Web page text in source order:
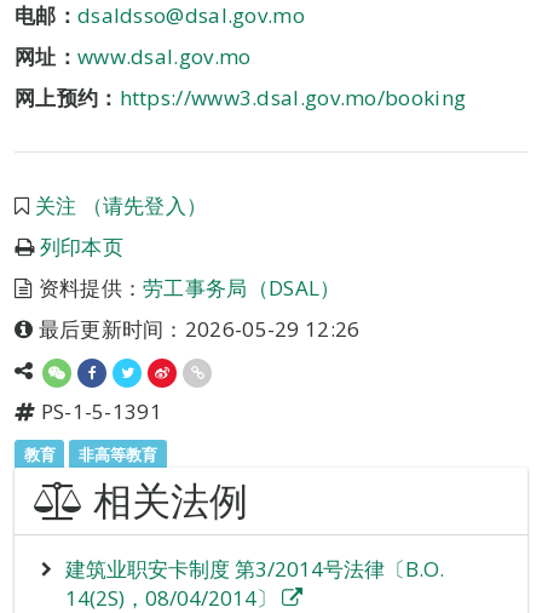
电邮： dsaldsso@dsal.gov.mo
网址： www.dsal.gov.mo
网上预约： https://www3.dsal.gov.mo/booking
关注 （请先登入）
列印本页
资料提供：劳工事务局（DSAL）
最后更新时间：2026-05-29 12:26
PS-1-5-1391
教育 非高等教育
相关法例
建筑业职安卡制度 第3/2014号法律〔B.O.
14(2S)，08/04/2014〕